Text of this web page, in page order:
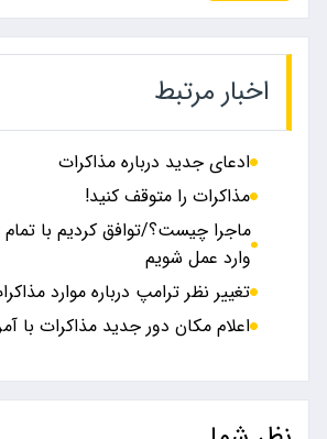
اخبار مرتبط
ادعای جدید درباره مذاکرات
مذاکرات را متوقف کنید!
ماجرا چیست؟/توافق کردیم با تمام
وارد عمل شویم
تغییر نظر ترامپ درباره موارد
اعلام مکان دور جدید مذاکرات با